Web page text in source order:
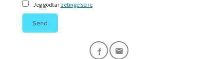
Jeg godtarbetingelsene
Send